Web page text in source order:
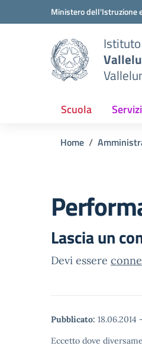
Vai ai contenuti
Vai al menu di navigazione
Ministero dell'Istruzione
Scuola Servizi
Home
Lascia un
Devi essere
Pubblicato: 18.06.2014 -
Eccetto dove